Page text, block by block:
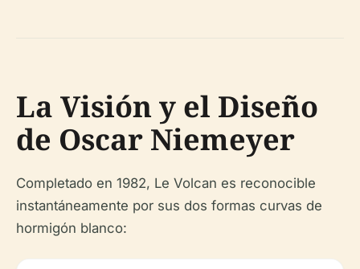
La Visión y el Diseño
de Oscar Niemeyer
Completado en 1982, Le Volcan es reconocible
instantáneamente por sus dos formas curvas de
hormigón blanco: